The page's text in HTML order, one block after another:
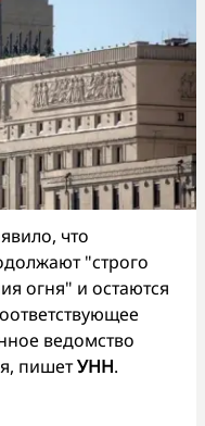
что
"строго
огня" и остаются
ведомство
пишетУНН.